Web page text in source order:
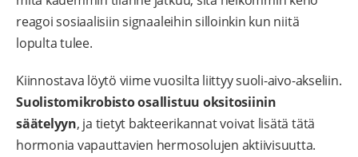
reagoi sosiaalisiin signaaleihin silloinkin kun niitä
lopulta tulee.
Kiinnostava löytö viime vuosilta liittyy suoli-aivo-akseliin.
Suolistomikrobisto osallistuu oksitosiinin
säätelyyn, ja tietyt bakteerikannat voivat lisätä tätä
hormonia vapauttavien hermosolujen aktiivisuutta.